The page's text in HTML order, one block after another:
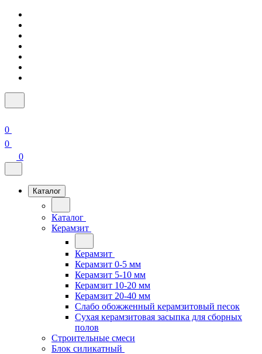
0
0
0
Каталог
Каталог
Керамзит
Керамзит
Керамзит 0-5 мм
Керамзит 5-10 мм
Керамзит 10-20 мм
Керамзит 20-40 мм
Слабо обожженный керамзитовый песок
Сухая керамзитовая засыпка для сборных
полов
Строительные смеси
Блок силикатный